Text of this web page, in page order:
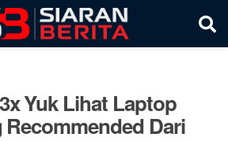
Yuk Lihat Laptop
Dari